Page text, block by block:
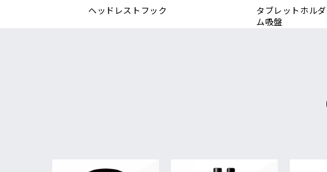
ヘッドレストフック
タブレットホル
ム吸盤